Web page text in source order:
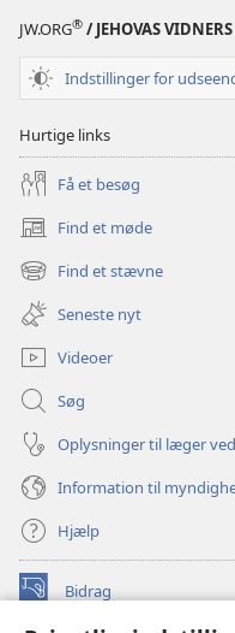
JW.ORG® / JEHOVAS
Indstillinger for
Hurtige links
Få et besøg
Find et møde
(åbner
nyt
vindue)
Find et stævne
(åbner
nyt
vindue)
Seneste nyt
Videoer
Søg
Oplysninger til læger
Information til
Hjælp
Bidrag
(åbner